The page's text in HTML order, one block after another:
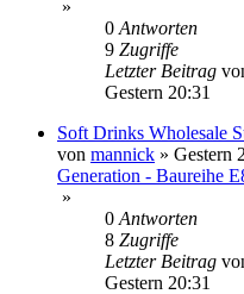
»
0 Antworten
9 Zugriffe
Letzter Beitrag
Gestern 20:31
Soft Drinks Wholesale
von mannick » Gestern
Generation - Baureihe
»
0 Antworten
8 Zugriffe
Letzter Beitrag
Gestern 20:31